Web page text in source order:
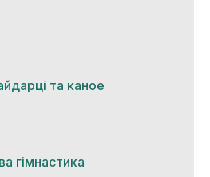
та каное
гімнастика